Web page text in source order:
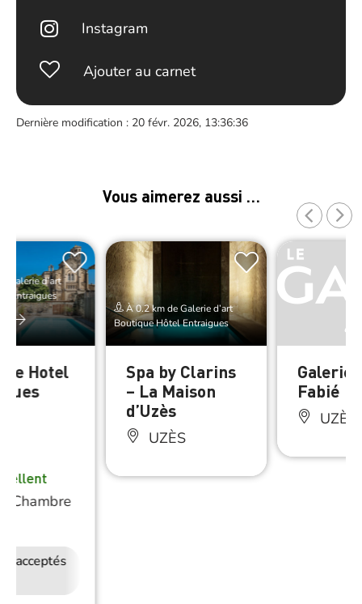
Instagram
Ajouter au carnet
Dernière modification : 20 févr. 2026, 13:36:36
Vous aimerez aussi …
Galerie d’art
Entraigues
Hotel
Chambre
acceptés
À 0.2 km de Galerie d’art
Boutique Hôtel Entraigues
Spa by Clarins
– La Maison
d’Uzès
UZÈS
Galerie
Fabié
UZÈS